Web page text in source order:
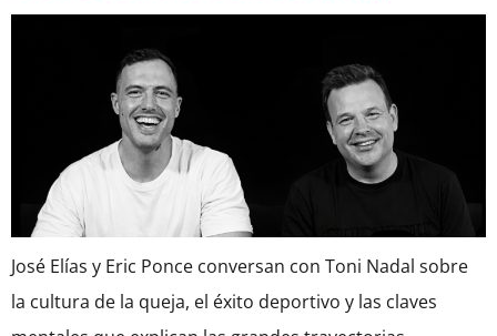
José Elías y Eric Ponce conversan con Toni Nadal sobre
la cultura de la queja, el éxito deportivo y las claves